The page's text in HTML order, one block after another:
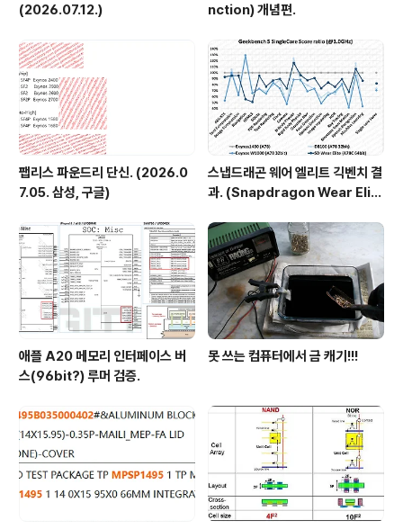
(2026.07.12.)
nction) 개념편.
팹리스 파운드리 단신. (2026.0
7.05. 삼성, 구글)
스냅드래곤 웨어 엘리트 긱벤치 결
과. (Snapdragon Wear Elit
애플 A20 메모리 인터페이스 버
스(96bit?) 루머 검증.
못 쓰는 컴퓨터에서 금 캐기!!!